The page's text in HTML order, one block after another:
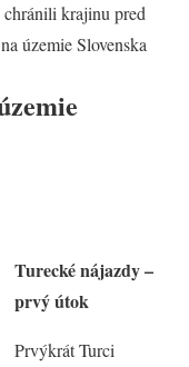
chránili krajinu pred
územie Slovenska
Turecké nájazdy –
prvý útok
Prvýkrát Turci